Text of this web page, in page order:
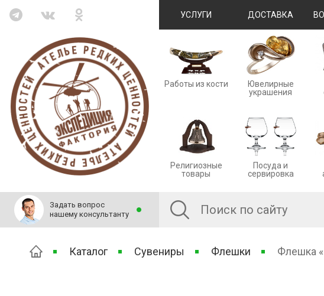
УСЛУГИ ДОСТАВКА
Работы из кости
Ювелирные
украшения
Религиозные
товары
Посуда и
сервировка
Задать вопрос
нашему консультанту
Каталог Сувениры Флешки Флешка